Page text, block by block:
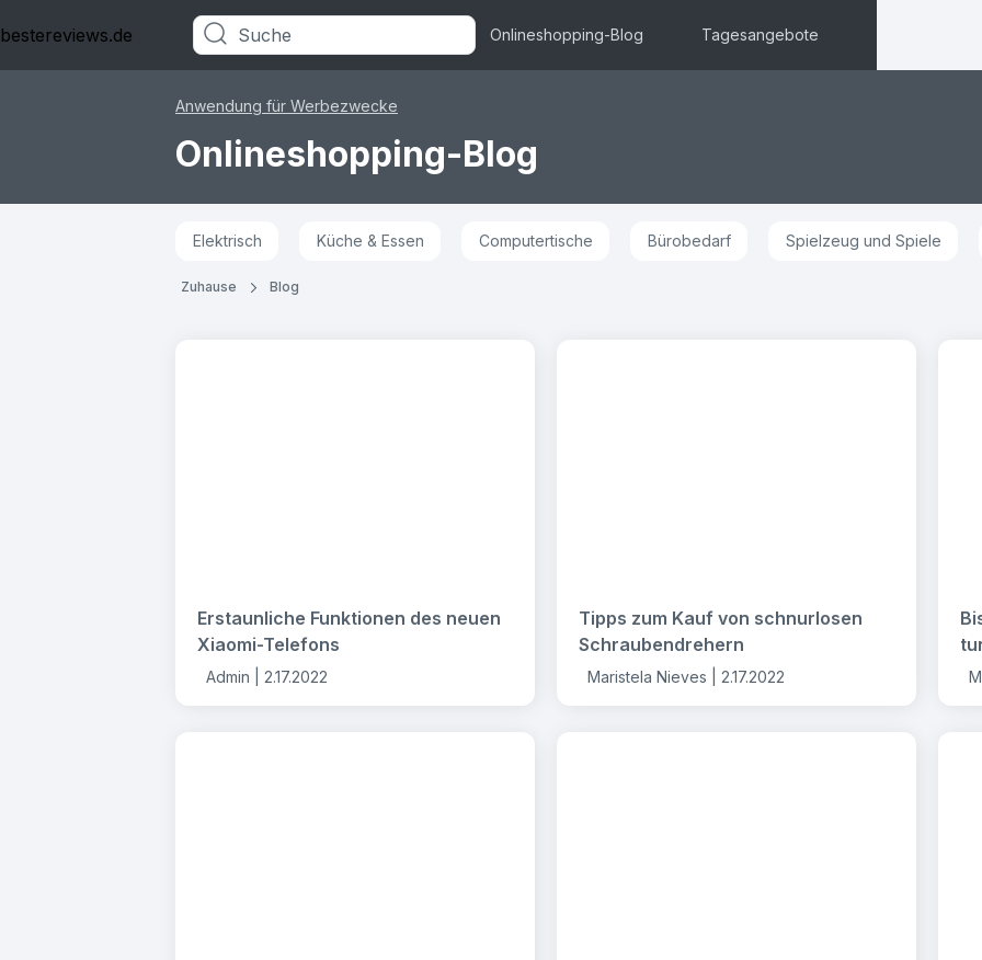
bestereviews.de Onlineshopping-Blog Tagesangebote
Anwendung für Werbezwecke
Onlineshopping-Blog
Elektrisch Küche & Essen Computertische Bürobedarf Spielzeug und Spiele
Zuhause Blog
Erstaunliche Funktionen des neuen
Xiaomi-Telefons
Admin | 2.17.2022
Tipps zum Kauf von schnurlosen
Schraubendrehern
Maristela Nieves | 2.17.2022